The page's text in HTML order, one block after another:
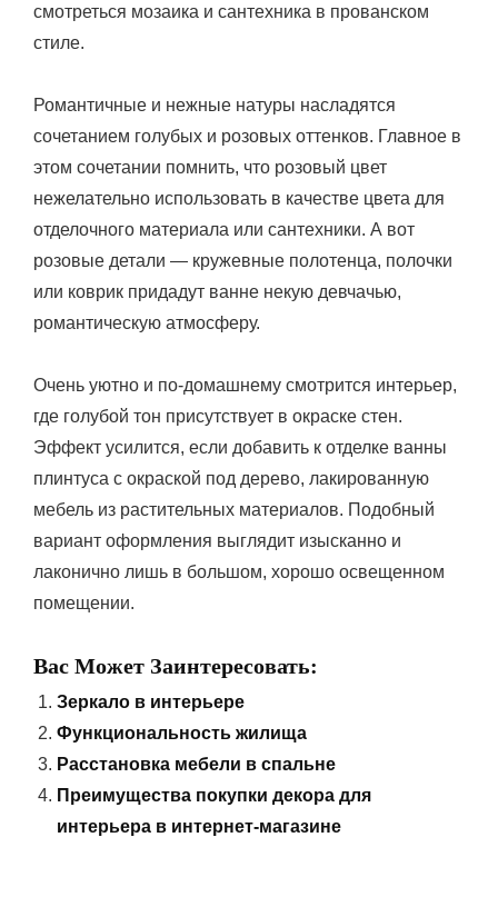
смотреться мозаика и сантехника в прованском
стиле.
Романтичные и нежные натуры насладятся
сочетанием голубых и розовых оттенков. Главное в
этом сочетании помнить, что розовый цвет
нежелательно использовать в качестве цвета для
отделочного материала или сантехники. А вот
розовые детали — кружевные полотенца, полочки
или коврик придадут ванне некую девчачью,
романтическую атмосферу.
Очень уютно и по-домашнему смотрится интерьер,
где голубой тон присутствует в окраске стен.
Эффект усилится, если добавить к отделке ванны
плинтуса с окраской под дерево, лакированную
мебель из растительных материалов. Подобный
вариант оформления выглядит изысканно и
лаконично лишь в большом, хорошо освещенном
помещении.
Вас Может Заинтересовать:
Зеркало в интерьере
Функциональность жилища
Расстановка мебели в спальне
Преимущества покупки декора для
интерьера в интернет-магазине